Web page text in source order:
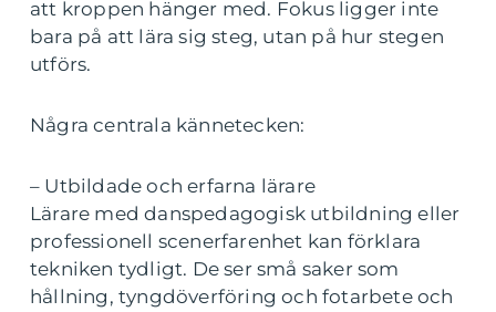
att kroppen hänger med. Fokus ligger inte
bara på att lära sig steg, utan på hur stegen
utförs.
Några centrala kännetecken:
– Utbildade och erfarna lärare
Lärare med danspedagogisk utbildning eller
professionell scenerfarenhet kan förklara
tekniken tydligt. De ser små saker som
hållning, tyngdöverföring och fotarbete och